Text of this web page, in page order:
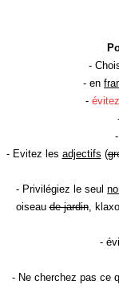
-
- en
-
- Evitez les adjectifs (
- Privilégiez le seul
oiseaude jardin,
-
- Ne cherchez pas ce